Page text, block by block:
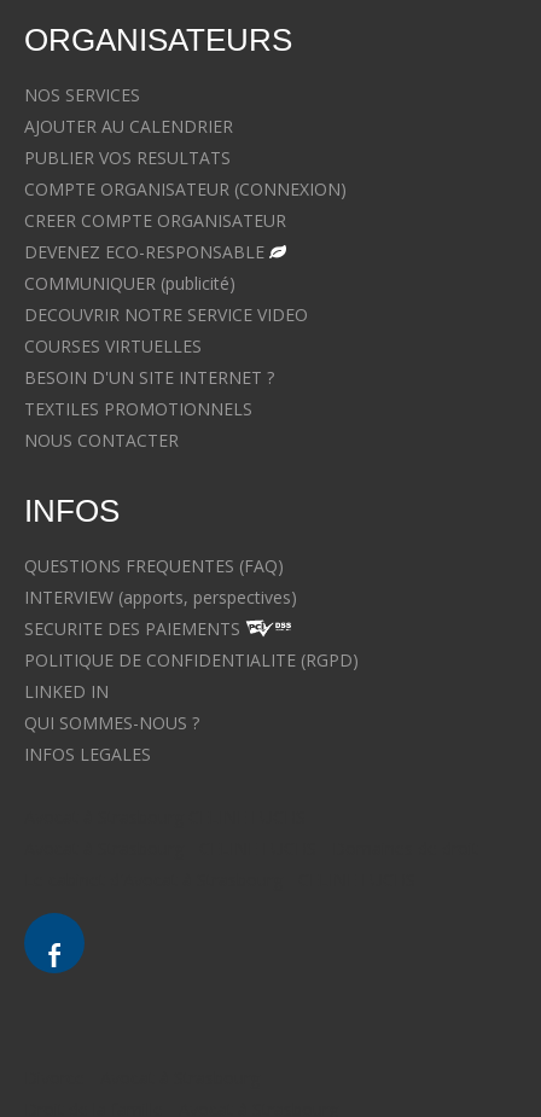
ORGANISATEURS
NOS SERVICES
AJOUTER AU CALENDRIER
PUBLIER VOS RESULTATS
COMPTE ORGANISATEUR (CONNEXION)
CREER COMPTE ORGANISATEUR
DEVENEZ ECO-RESPONSABLE
COMMUNIQUER (publicité)
DECOUVRIR NOTRE SERVICE VIDEO
COURSES VIRTUELLES
BESOIN D'UN SITE INTERNET ?
TEXTILES PROMOTIONNELS
NOUS CONTACTER
INFOS
QUESTIONS FREQUENTES (FAQ)
INTERVIEW (apports, perspectives)
SECURITE DES PAIEMENTS
POLITIQUE DE CONFIDENTIALITE (RGPD)
LINKED IN
QUI SOMMES-NOUS ?
INFOS LEGALES